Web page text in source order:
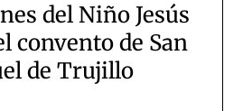
del Niño Jesús
convento de San
de Trujillo